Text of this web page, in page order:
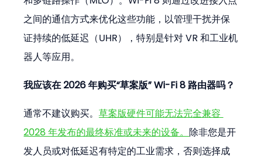
之间的通信方式来优化这些功能，以管理干扰并保
证持续的低延迟（UHR），特别是针对 VR 和工业机
器人等应用。
我应该在 2026 年购买“草案版” Wi-Fi 8 路由器吗？
通常不建议购买。草案版硬件可能无法完全兼容
2028 年发布的最终标准或未来的设备。除非您是开
发人员或对低延迟有特定的工业需求，否则选择成